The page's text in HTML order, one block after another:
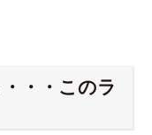
・・このラ